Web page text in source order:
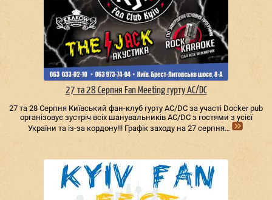
27 та 28 Серпня Fan Meeting гурту AC/DС
27 та 28 Серпня Київський фан-клуб гурту AC/DС за участі Docker pub
організовує зустріч всіх шанувальників AC/DС з гостями з усієї
України та із-за кордону!!! Графік заходу на 27 серпня…